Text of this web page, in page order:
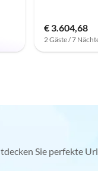
€ 3.604,68
2 Gäste / 7
Sie perfekte